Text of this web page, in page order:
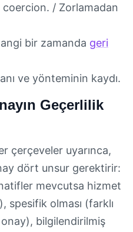
/ Zorlamadan
bir zamanda geri
ve yönteminin kaydı.
Geçerlilik
çerçeveler uyarınca,
dört unsur gerektirir:
mevcutsa hizmet
spesifik olması (farklı
onay), bilgilendirilmiş